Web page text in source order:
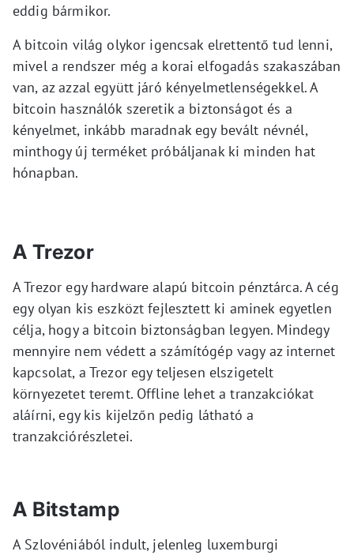
eddig bármikor.
A bitcoin világ olykor igencsak elrettentő tud lenni,
mivel a rendszer még a korai elfogadás szakaszában
van, az azzal együtt járó kényelmetlenségekkel. A
bitcoin használók szeretik a biztonságot és a
kényelmet, inkább maradnak egy bevált névnél,
minthogy új terméket próbáljanak ki minden hat
hónapban.
A Trezor
A Trezor egy hardware alapú bitcoin pénztárca. A cég
egy olyan kis eszközt fejlesztett ki aminek egyetlen
célja, hogy a bitcoin biztonságban legyen. Mindegy
mennyire nem védett a számítógép vagy az internet
kapcsolat, a Trezor egy teljesen elszigetelt
környezetet teremt. Offline lehet a tranzakciókat
aláírni, egy kis kijelzőn pedig látható a
tranzakciórészletei.
A Bitstamp
A Szlovéniából indult, jelenleg luxemburgi